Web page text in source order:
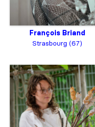
François Briand
Strasbourg (67)